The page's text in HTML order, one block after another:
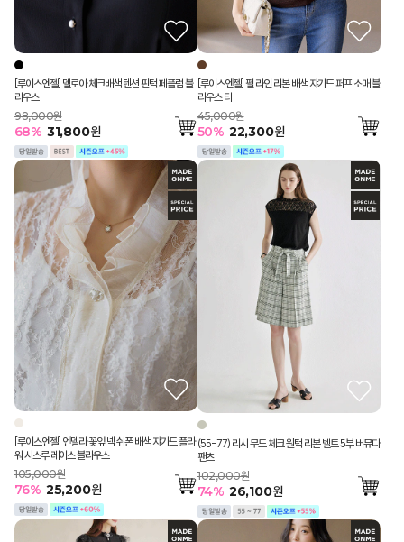
[루이스엔젤] 델로아 체크배색 텐션 핀턱 페플럼 블
라우스
98,000원
68% 31,800원
[루이스엔젤] 펄 라인 리본 배색 쟈가드 퍼프 소매 블
라우스 티
45,000원
50% 22,300원
[루이스엔젤] 엔델라 꽃잎 넥 쉬폰 배색 쟈가드 플라
워 시스루 레이스 블라우스
105,000원
76% 25,200원
(55-77) 리시 무드 체크 원턱 리본 벨트 5부 버뮤다
팬츠
102,000원
74% 26,100원